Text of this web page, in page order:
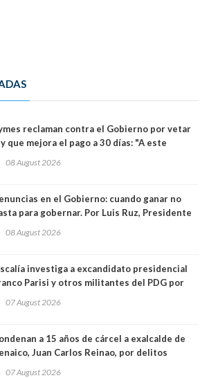
reclaman contra el Gobierno por vetar
que mejora el pago a 30 días: "A este
empresas"
08 August 2026
en el Gobierno: cuando ganar no
para gobernar. Por Luis Ruz, Presidente
08 August 2026
investiga a excandidato presidencial
Parisi y otros militantes del PDG por
07 August 2026
a 15 años de cárcel a exalcalde de
Juan Carlos Reinao, por delitos
07 August 2026